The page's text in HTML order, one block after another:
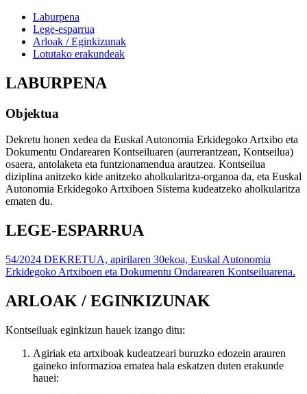
Laburpena
Lege-esparrua
Arloak / Eginkizunak
Lotutako erakundeak
LABURPENA
Objektua
Dekretu honen xedea da Euskal Autonomia Erkidegoko Artxibo eta
Dokumentu Ondarearen Kontseiluaren (aurrerantzean, Kontseilua)
osaera, antolaketa eta funtzionamendua arautzea. Kontseilua
diziplina anitzeko kide anitzeko aholkularitza-organoa da, eta Euskal
Autonomia Erkidegoko Artxiboen Sistema kudeatzeko aholkularitza
ematen du.
LEGE-ESPARRUA
54/2024 DEKRETUA, apirilaren 30ekoa, Euskal Autonomia
Erkidegoko Artxiboen eta Dokumentu Ondarearen Kontseiluarena.
ARLOAK / EGINKIZUNAK
Kontseiluak eginkizun hauek izango ditu:
Agiriak eta artxiboak kudeatzeari buruzko edozein arauren
gaineko informazioa ematea hala eskatzen duten erakunde
hauei: